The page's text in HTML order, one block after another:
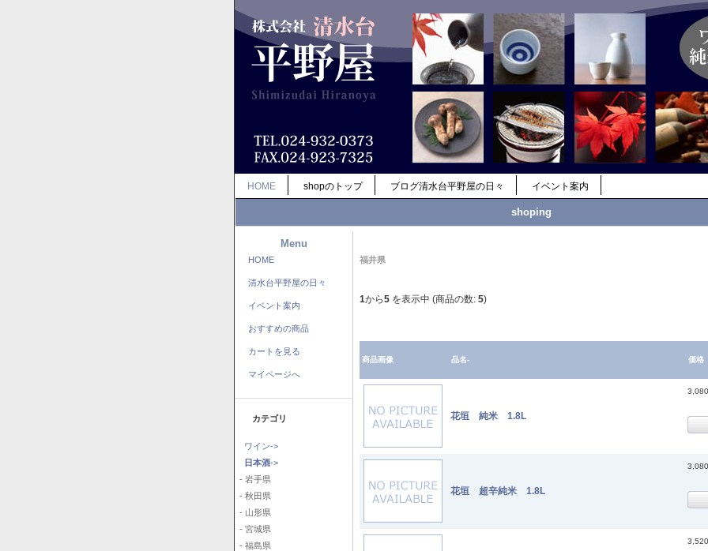
HOME shopのトップ ブログ清水台平野屋の日々 イベント案内
shoping
Menu
HOME
清水台平野屋の日々
イベント案内
おすすめの商品
カートを見る
マイページへ
カテゴリ
ワイン->
日本酒->
- 岩手県
- 秋田県
- 山形県
- 宮城県
- 福島県
福井県
1から5 を表示中 (商品の数: 5)
商品画像 品名- 価格
花垣 純米 1.8L
花垣 超辛純米 1.8L